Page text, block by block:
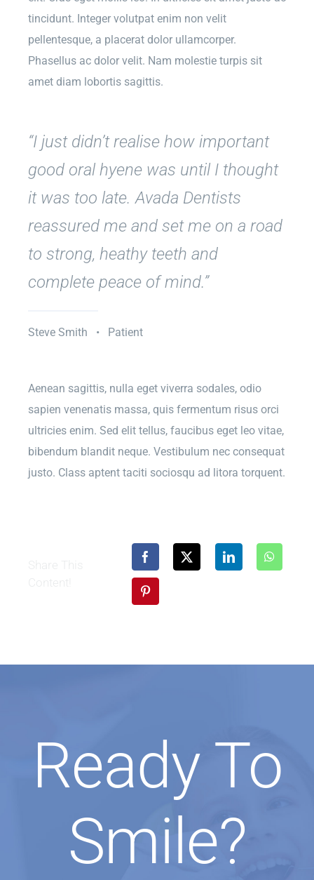
tincidunt. Integer volutpat enim non velit
pellentesque, a placerat dolor ullamcorper.
Phasellus ac dolor velit. Nam molestie turpis sit
amet diam lobortis sagittis.
“I just didn’t realise how important
good oral hyene was until I thought
it was too late. Avada Dentists
reassured me and set me on a road
to strong, heathy teeth and
complete peace of mind.”
Steve Smith • Patient
Aenean sagittis, nulla eget viverra sodales, odio
sapien venenatis massa, quis fermentum risus orci
ultricies enim. Sed elit tellus, faucibus eget leo vitae,
bibendum blandit neque. Vestibulum nec consequat
justo. Class aptent taciti sociosqu ad litora torquent.
Ready To
Smile?